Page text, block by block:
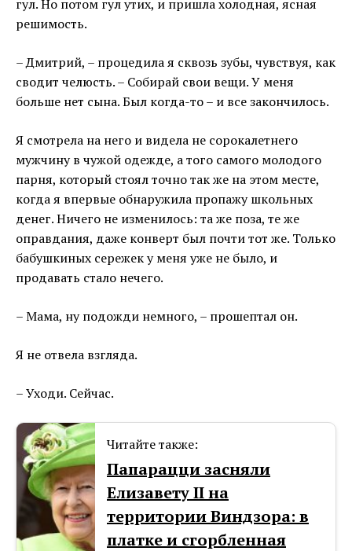
гул. Но потом гул утих, и пришла холодная, ясная
решимость.
– Дмитрий, – процедила я сквозь зубы, чувствуя, как
сводит челюсть. – Собирай свои вещи. У меня
больше нет сына. Был когда-то – и все закончилось.
Я смотрела на него и видела не сорокалетнего
мужчину в чужой одежде, а того самого молодого
парня, который стоял точно так же на этом месте,
когда я впервые обнаружила пропажу школьных
денег. Ничего не изменилось: та же поза, те же
оправдания, даже конверт был почти тот же. Только
бабушкиных сережек у меня уже не было, и
продавать стало нечего.
– Мама, ну подожди немного, – прошептал он.
Я не отвела взгляда.
– Уходи. Сейчас.
Читайте также:
Папарацци засняли
Елизавету II на
территории Виндзора: в
платке и сгорбленная